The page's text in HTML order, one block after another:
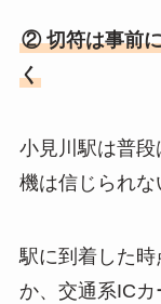
② 切符は事前
く
小見川駅は普
機は信じられな
駅に到着した時
か、交通系IC